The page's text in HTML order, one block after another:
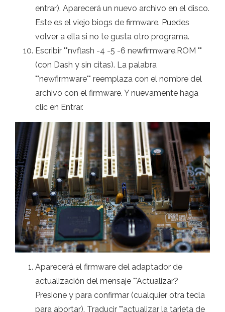
entrar). Aparecerá un nuevo archivo en el disco.
Este es el viejo biogs de firmware. Puedes
volver a ella si no te gusta otro programa.
Escribir ""nvflash -4 -5 -6 newfirmware.ROM ""
(con Dash y sin citas). La palabra
""newfirmware"" reemplaza con el nombre del
archivo con el firmware. Y nuevamente haga
clic en Entrar.
Aparecerá el firmware del adaptador de
actualización del mensaje ""Actualizar?
Presione y para confirmar (cualquier otra tecla
para abortar). Traducir ""actualizar la tarjeta de